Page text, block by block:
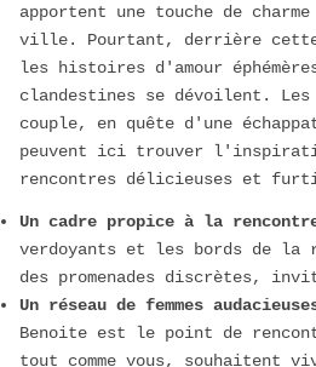
apportent une touche de
ville. Pourtant, derrière
les histoires d'amour
clandestines se dévoilent. Les
couple, en quête d'une
peuvent ici trouver
rencontres délicieuses et
Un cadre propice à la
verdoyants et les bords de
des promenades discrètes,
Un réseau de femmes
Benoite est le point de
tout comme vous, souhaitent